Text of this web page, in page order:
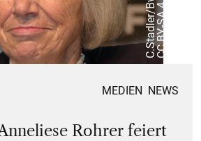
,
m
p
MEDIEN NEWS
Rohrer feiert